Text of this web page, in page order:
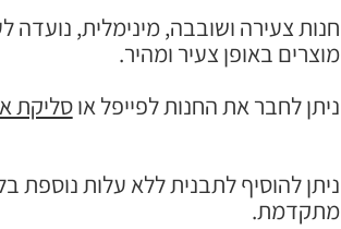
חנות צעירה ושובבה, מינימלית,
מוצרים באופן צעיר ומהיר.
ניתן לחבר את החנות לפייפל אוסליקת
מתקדמת.